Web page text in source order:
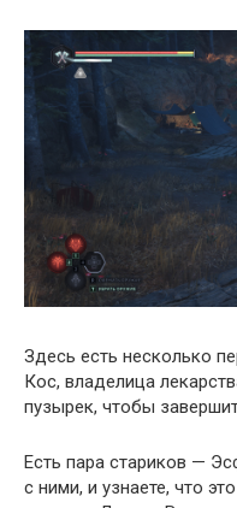
Здесь есть несколько
Кос, владелица
пузырек, чтобы
Есть пара стариков —
с ними, и узнаете, что